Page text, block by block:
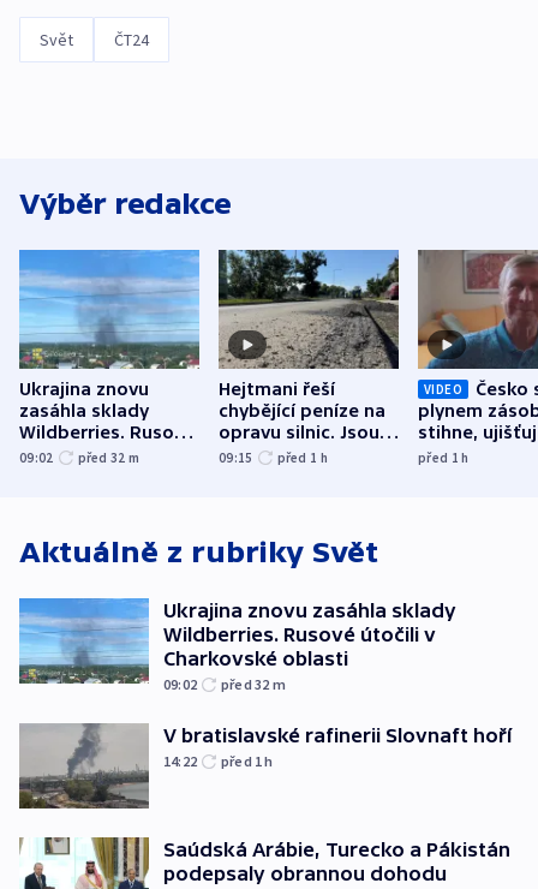
Svět ČT24
Výběr redakce
Ukrajina znovu
zasáhla sklady
Wildberries. Rusové
útočili v Charkovské
09:02 před 32 m
Hejtmani řeší
chybějící peníze na
opravu silnic. Jsou
nenárokové, namítá
09:15 před 1 h
VIDEO
Česko
plynem
stihne,
expert.
před 1h
Aktuálně z rubriky Svět
Ukrajina znovu zasáhla sklady
Wildberries. Rusové útočili v
Charkovské oblasti
09:02 před 32 m
V bratislavské rafinerii Slovnaft hoří
14:22 před 1h
Saúdská Arábie, Turecko a Pákistán
podepsaly obrannou dohodu